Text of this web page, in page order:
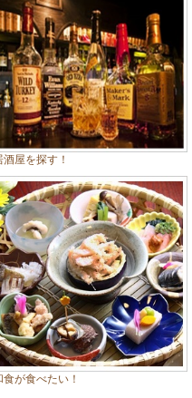
酒屋を探す！
食が食べたい！